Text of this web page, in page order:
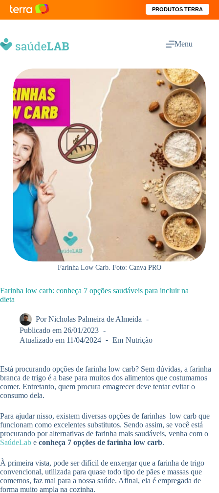
PRODUTOS TERRA
Menu
Farinha Low Carb. Foto: Canva PRO
Farinha low carb: conheça 7 opções saudáveis para incluir na
dieta
Por Nicholas Palmeira de Almeida
Publicado em 26/01/2023
Atualizado em 11/04/2024 Em Nutrição
Está procurando opções de farinha low carb? Sem dúvidas, a farinha
branca de trigo é a base para muitos dos alimentos que costumamos
comer. Entretanto, quem procura emagrecer deve tentar evitar o
consumo dela.
Para ajudar nisso, existem diversas opções de farinhas low carb que
funcionam como excelentes substitutos. Sendo assim, se você está
procurando por alternativas de farinha mais saudáveis, venha com o
SaúdeLab e conheça 7 opções de farinha low carb.
À primeira vista, pode ser difícil de enxergar que a farinha de trigo
convencional, utilizada para quase todo tipo de pães e massas que
comemos, faz mal para a nossa saúde. Afinal, ela é empregada de
forma muito ampla na cozinha.